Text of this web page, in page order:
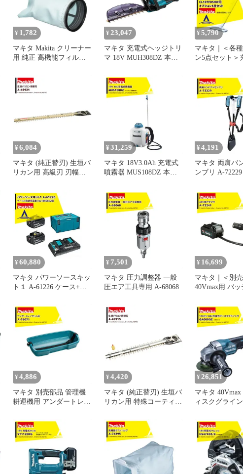
¥ 1,782
マキタ Makita クリーナー
用 純正 高機能フィルタ
式用 交換用 消耗品 ごみ
パック A-68971
¥ 23,047
マキタ 充電式ヘッジトリ
マ 18V MUH308DZ 本体
切断径18mm 偏角拝み刃
仕様
¥5,790
マキタ｜＜各
ン5点セット＞
用 本体別売
¥ 6,084
マキタ (純正替刃) 生垣バ
リカン用 高級刃 刃幅
¥ 31,259
マキタ 18V3.0Ah 充電式
噴霧器 MUS108DZ 本体
圧力0.5MPa コードレス
噴霧器
¥ 4,191
マキタ 両肩バ
ンブリ A-72229
¥ 60,880
マキタ パワーソースキッ
ト１ A-61226 ケース+急
DC18RD+18V/6.0Ahバッ
テリBL1860Bx2個
¥ 7,501
マキタ 圧力調整器 一般
圧エア工具専用 A-68068
¥ 16,699
マキタ｜＜別
40Vmax用 バ
PDC01対応
¥ 4,886
マキタ 別売部品 管理機
耕運機用 アンダートレイ
¥ 4,420
マキタ (純正替刃) 生垣バ
リカン用 特殊コーティン
刃 A-49915
¥ 26,851
マキタ
ィスクグライ
リ・充電器・
パドルスイッ
GA009GZ